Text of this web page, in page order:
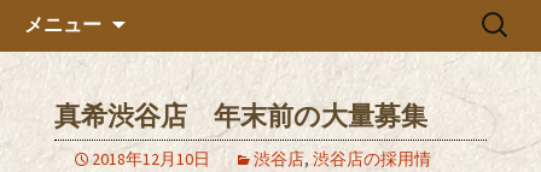
メニュー
検
真希渋谷店 年末前の大量募集
2018年12月10日 渋谷店, 渋谷店の採用情